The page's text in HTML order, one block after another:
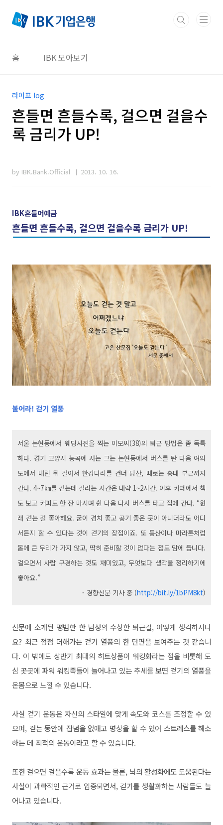
홈 IBK 모아보기
라이프 log
흔들면 흔들수록, 걸으면 걸을수
록 금리가 UP!
by IBK.Bank.Official 2013. 10. 16.
IBK흔들어예금
흔들면 흔들수록, 걸으면 걸을수록 금리가 UP!
불어라! 걷기 열풍
서울 논현동에서 웨딩사진을 찍는 이모씨(38)의 퇴근 방법은 좀 독특
하다. 경기 고양시 능곡에 사는 그는 논현동에서 버스를 탄 다음 여의
도에서 내린 뒤 걸어서 한강다리를 건너 당산, 때로는 홍대 부근까지
간다. 4~7㎞를 걷는데 걸리는 시간은 대략 1~2시간. 이후 카페에서 책
도 보고 커피도 한 잔 마시며 쉰 다음 다시 버스를 타고 집에 간다. “원
래 걷는 걸 좋아해요. 굳이 경치 좋고 공기 좋은 곳이 아니더라도 어디
서든지 할 수 있다는 것이 걷기의 장점이죠. 또 등산이나 마라톤처럼
몸에 큰 무리가 가지 않고, 딱히 준비할 것이 없다는 점도 맘에 듭니다.
걸으면서 사람 구경하는 것도 재미있고, 무엇보다 생각을 정리하기에
좋아요.”
- 경향신문 기사 중 (http://bit.ly/1bPM8kt)
신문에 소개된 평범한 한 남성의 수상한 퇴근길, 어떻게 생각하시나
요? 최근 점점 더해가는 걷기 열풍의 한 단면을 보여주는 것 같습니
다. 이 밖에도 상반기 최대의 히트상품이 워킹화라는 점을 비롯해 도
심 곳곳에 파워 워킹족들이 늘어나고 있는 추세를 보면 걷기의 열풍을
온몸으로 느낄 수 있습니다.
사실 걷기 운동은 자신의 스타일에 맞게 속도와 코스를 조정할 수 있
으며, 걷는 동안에 잡념을 없애고 명상을 할 수 있어 스트레스를 해소
하는 데 최적의 운동이라고 할 수 있습니다.
또한 걸으면 걸을수록 운동 효과는 물론, 뇌의 활성화에도 도움된다는
사실이 과학적인 근거로 입증되면서, 걷기를 생활화하는 사람들도 늘
어나고 있습니다.